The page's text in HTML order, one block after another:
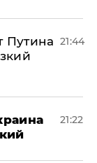
Путина 21:44
21:22